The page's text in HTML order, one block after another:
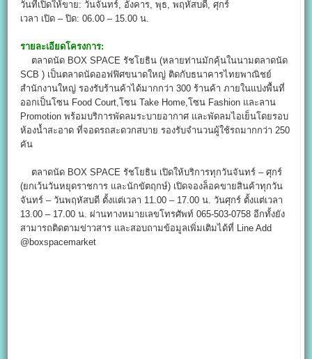
วันที่เปิดให้ขาย: วันจันทร์, อังคาร, พุธ, พฤหัสบดี, ศุกร์
เวลา เปิด – ปิด: 06.00 – 15.00 น.
รายละเอียดโครงการ:
ตลาดนัด BOX SPACE รัชโยธิน (หลายท่านมักคุ้นในนามตลาดนัด
SCB ) เป็นตลาดนัดออฟฟิศขนาดใหญ่ ติดกับธนาคารไทยพาณิชย์
สำนักงานใหญ่ รองรับร้านค้าได้มากกว่า 300 ร้านค้า ภายในแบ่งพื้นที่
ออกเป็นโซน Food Court,โซน Take Home,โซน Fashion และลาน
Promotion พร้อมบริการพัดลมระบายอากาศ และพัดลมไอเย็นโดยรอบ
ห้องน้ำสะอาด ที่จอดรถสะดวกสบาย รองรับจำนวนผู้ใช้รถมากกว่า 250
คัน
ตลาดนัด BOX SPACE รัชโยธิน เปิดให้บริการทุกวันจันทร์ – ศุกร์
(ยกเว้นวันหยุดราชการ และนักขัตฤกษ์) เปิดจองล็อคขายสินค้าทุกวัน
จันทร์ – วันพฤหัสบดี ตั้งแต่เวลา 11.00 – 17.00 น. วันศุกร์ ตั้งแต่เวลา
13.00 – 17.00 น. ผ่านทางหมายเลขโทรศัพท์ 065-503-0758 อีกทั้งยัง
สามารถติดตามข่าวสาร และสอบถามข้อมูลเพิ่มเติมได้ที่ Line Add
@boxspacemarket